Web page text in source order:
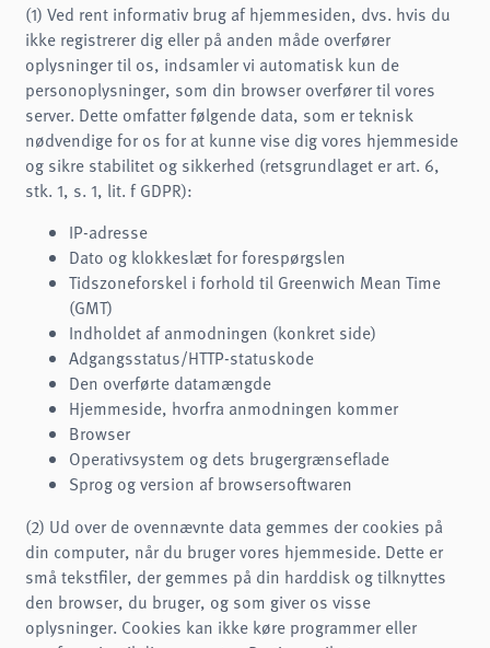
(1) Ved rent informativ brug af hjemmesiden, dvs. hvis du
ikke registrerer dig eller på anden måde overfører
oplysninger til os, indsamler vi automatisk kun de
personoplysninger, som din browser overfører til vores
server. Dette omfatter følgende data, som er teknisk
nødvendige for os for at kunne vise dig vores hjemmeside
og sikre stabilitet og sikkerhed (retsgrundlaget er art. 6,
stk. 1, s. 1, lit. f GDPR):
IP-adresse
Dato og klokkeslæt for forespørgslen
Tidszoneforskel i forhold til Greenwich Mean Time
(GMT)
Indholdet af anmodningen (konkret side)
Adgangsstatus/HTTP-statuskode
Den overførte datamængde
Hjemmeside, hvorfra anmodningen kommer
Browser
Operativsystem og dets brugergrænseflade
Sprog og version af browsersoftwaren
(2) Ud over de ovennævnte data gemmes der cookies på
din computer, når du bruger vores hjemmeside. Dette er
små tekstfiler, der gemmes på din harddisk og tilknyttes
den browser, du bruger, og som giver os visse
oplysninger. Cookies kan ikke køre programmer eller